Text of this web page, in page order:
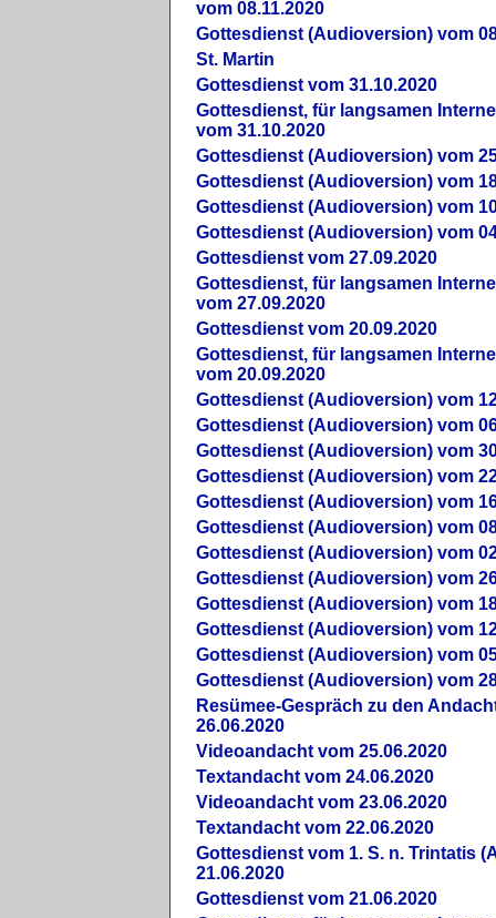
vom 08.11.2020
Gottesdienst (Audioversion) vom
St. Martin
Gottesdienst vom 31.10.2020
Gottesdienst, für langsamen
vom 31.10.2020
Gottesdienst (Audioversion) vom
Gottesdienst (Audioversion) vom
Gottesdienst (Audioversion) vom
Gottesdienst (Audioversion) vom
Gottesdienst vom 27.09.2020
Gottesdienst, für langsamen
vom 27.09.2020
Gottesdienst vom 20.09.2020
Gottesdienst, für langsamen
vom 20.09.2020
Gottesdienst (Audioversion) vom
Gottesdienst (Audioversion) vom
Gottesdienst (Audioversion) vom
Gottesdienst (Audioversion) vom
Gottesdienst (Audioversion) vom
Gottesdienst (Audioversion) vom
Gottesdienst (Audioversion) vom
Gottesdienst (Audioversion) vom
Gottesdienst (Audioversion) vom
Gottesdienst (Audioversion) vom
Gottesdienst (Audioversion) vom
Gottesdienst (Audioversion) vom
Re­sü­mee-Gespräch zu den
26.06.2020
Videoandacht vom 25.06.2020
Textandacht vom 24.06.2020
Videoandacht vom 23.06.2020
Textandacht vom 22.06.2020
Gottesdienst vom 1. S. n. Trintatis
21.06.2020
Gottesdienst vom 21.06.2020